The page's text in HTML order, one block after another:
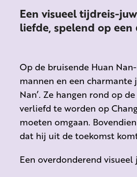
Een visueel tijdreis-
liefde, spelend op
Op de bruisende Huan
mannen en een charmante
Nan’. Ze hangen rond op
verliefd te worden op
moeten omgaan.
dat hij uit de toekomst
Een overdonderend visueel